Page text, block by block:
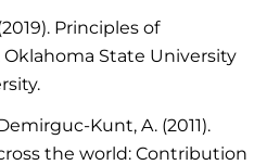
Principles of
State University
Kunt, A. (2011).
the world: Contribution